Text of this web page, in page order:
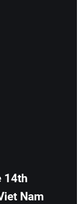
14th
Nam